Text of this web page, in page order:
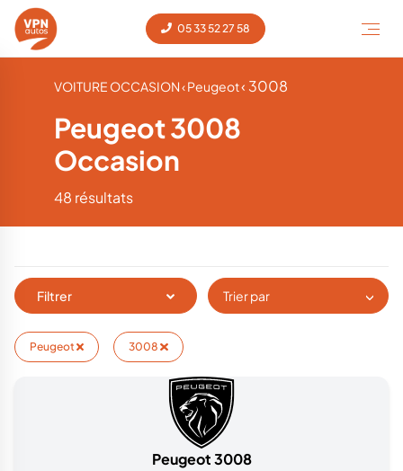
05 33 52 27 58
VOITURE OCCASION‹ Peugeot‹ 3008
Peugeot 3008
Occasion
48 résultats
Filtrer Trier par
Peugeot 3008
Peugeot 3008